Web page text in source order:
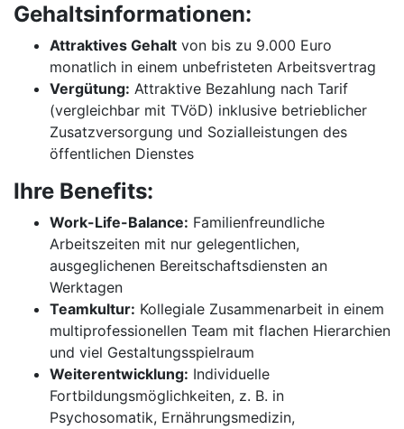
Gehaltsinformationen:
Attraktives Gehalt von bis zu 9.000 Euro
monatlich in einem unbefristeten Arbeitsvertrag
Vergütung: Attraktive Bezahlung nach Tarif
(vergleichbar mit TVöD) inklusive betrieblicher
Zusatzversorgung und Sozialleistungen des
öffentlichen Dienstes
Ihre Benefits:
Work-Life-Balance: Familienfreundliche
Arbeitszeiten mit nur gelegentlichen,
ausgeglichenen Bereitschaftsdiensten an
Werktagen
Teamkultur: Kollegiale Zusammenarbeit in einem
multiprofessionellen Team mit flachen Hierarchien
und viel Gestaltungsspielraum
Weiterentwicklung: Individuelle
Fortbildungsmöglichkeiten, z. B. in
Psychosomatik, Ernährungsmedizin,